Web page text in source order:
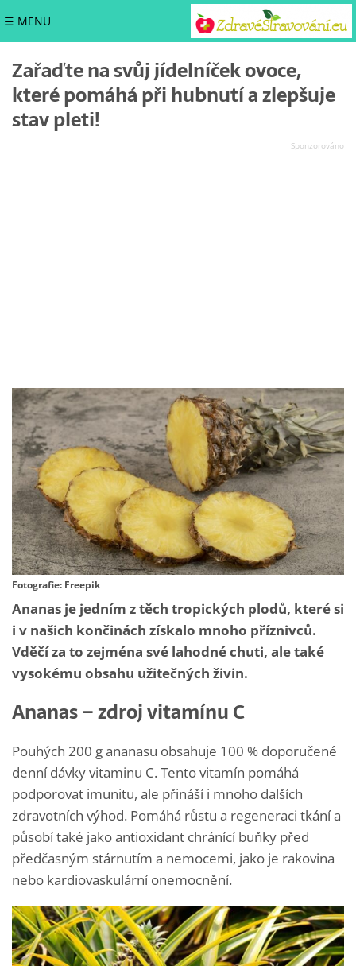
☰ MENU
Zařaďte na svůj jídelníček ovoce,
které pomáhá při hubnutí a zlepšuje
stav pleti!
Fotografie: Freepik
Ananas je jedním z těch tropických plodů, které si
i v našich končinách získalo mnoho příznivců.
Vděčí za to zejména své lahodné chuti, ale také
vysokému obsahu užitečných živin.
Ananas – zdroj vitamínu C
Pouhých 200 g ananasu obsahuje 100 % doporučené
denní dávky vitaminu C. Tento vitamín pomáhá
podporovat imunitu, ale přináší i mnoho dalších
zdravotních výhod. Pomáhá růstu a regeneraci tkání a
působí také jako antioxidant chránící buňky před
předčasným stárnutím a nemocemi, jako je rakovina
nebo kardiovaskulární onemocnění.